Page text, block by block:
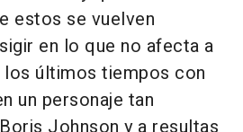
estos se vuelven
en lo que no afecta a
los últimos tiempos con
un personaje tan